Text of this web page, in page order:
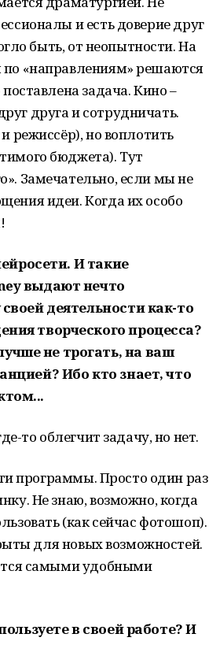
и есть доверие друг
быть, от неопытности. На
по «направлениям» решаются
задача. Кино –
друга и сотрудничать.
режиссёр), но воплотить
бюджета). Тут
Замечательно, если мы не
идеи. Когда их особо
И такие
выдают нечто
деятельности как-то
творческого процесса?
не трогать, на ваш
Ибо кто знает, что
то облегчит задачу, но нет.
программы. Просто один раз
Не знаю, возможно, когда
(как сейчас фотошоп).
для новых возможностей.
самыми удобными
в своей работе? И